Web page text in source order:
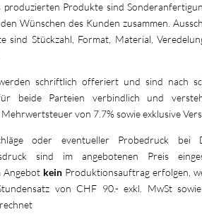
produzierten Produkte sind
Wünschen des Kunden zusammen.
sind Stückzahl, Format, Material,
schriftlich offeriert und sind nach
beide Parteien verbindlich und
Mehrwertsteuer von 7.7% sowie exklusive
oder eventueller Probedruck bei
sind im angebotenen Preis
Angebot keinProduktionsauftrag erfolgen,
von CHF 90.- exkl. MwSt